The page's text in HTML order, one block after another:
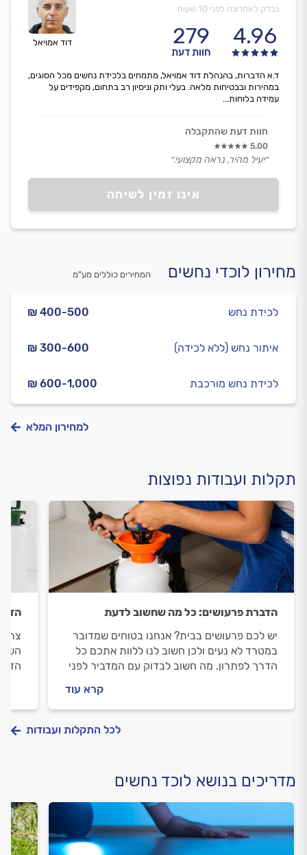
דוד אמויאל
נבדק לאחרונה לפני 10 שעות
4.96
279
חוות דעת
אינו זמין לשיחה
ד.א הדברות, בהנהלת דוד אמויאל, מתמחים בלכידת נחשים מכל הסוגים,
במהירות ובבטיחות מלאה. בעלי ותק וניסיון רב בתחום, מקפידים על
עמידה בלוחות...
חוות דעת שהתקבלה
5.00
״יעיל מהיר, נראה מקצועי.״
מחירון לוכדי נחשים המחירים כוללים מע”מ
₪ 400-500 לכידת נחש
₪ 300-600 איתור נחש (ללא לכידה)
₪ 600-1,000 לכידת נחש מורכבת
למחירון המלא
תקלות ועבודות נפוצות
הדברת פרעושים: כל מה שחשוב לדעת
יש לכם פרעושים בבית? אנחנו בטוחים שמדובר
במטרד לא נעים ולכן חשוב לנו ללוות אתכם כל
הדרך לפתרון. מה חשוב לבדוק עם המדביר לפני
קרא עוד
לכל התקלות ועבודות
מדריכים בנושא לוכד נחשים